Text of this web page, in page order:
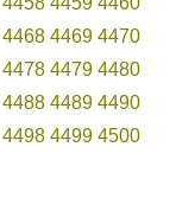
4468 4469 4470
4478 4479 4480
4488 4489 4490
4498 4499 4500